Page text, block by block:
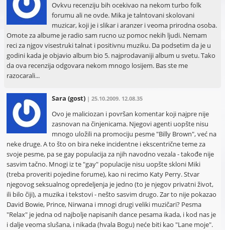
Ovkvu recenziju bih ocekivao na nekom turbo folk
forumu ali ne ovde. Mika je talntovani skolovani
muzicar, koji je i slikar i aranzer i veoma prirodna osoba.
Omote za albume je radio sam rucno uz pomoc nekih ljudi. Nemam
reci za njgov visestruki talnat i positivnu muziku. Da podsetim da je u
godini kada je objavio album bio 5. najprodavaniji album u svetu. Tako
da ova recenzija odgovara nekom mnogo losijem. Bas ste me
razocarali...
Sara (gost) | 25.10.2009. 12.08.35
Ovo je maliciozan i površan komentar koji najpre nije
zasnovan na činjenicama. Njegovi agenti uopšte nisu
mnogo uložili na promociju pesme "Billy Brown", već na
neke druge. A to što on bira neke incidentne i ekscentrične teme za
svoje pesme, pa se gay populacija za njih navodno vezala - takođe nije
sasvim tačno. Mnogi iz te "gay" populacije nisu uopšte skloni Miki
(treba proveriti pojedine forume), kao ni recimo Katy Perry. Stvar
njegovog seksualnog opredeljenja je jedno (to je njegov privatni život,
ili bilo čiji), a muzika i tekstovi - nešto sasvim drugo. Zar to nije pokazao
David Bowie, Prince, Nirwana i mnogi drugi veliki muzičari? Pesma
"Relax" je jedna od najbolje napisanih dance pesama ikada, i kod nas je
i dalje veoma slušana, i nikada (hvala Bogu) neće biti kao "Lane moje".